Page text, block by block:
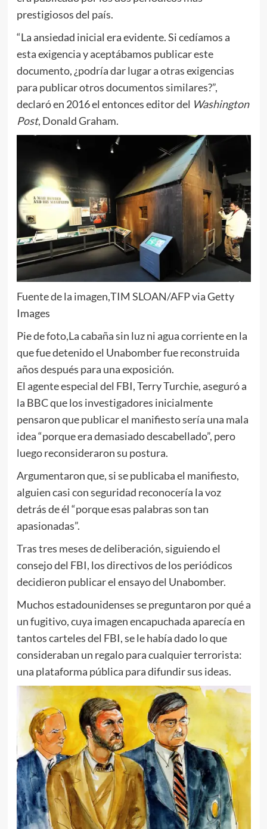
prestigiosos del país.
“La ansiedad inicial era evidente. Si cedíamos a
esta exigencia y aceptábamos publicar este
documento, ¿podría dar lugar a otras exigencias
para publicar otros documentos similares?”,
declaró en 2016 el entonces editor del Washington
Post, Donald Graham.
Fuente de la imagen,TIM SLOAN/AFP via Getty
Images
Pie de foto,La cabaña sin luz ni agua corriente en la
que fue detenido el Unabomber fue reconstruida
años después para una exposición.
El agente especial del FBI, Terry Turchie, aseguró a
la BBC que los investigadores inicialmente
pensaron que publicar el manifiesto sería una mala
idea “porque era demasiado descabellado”, pero
luego reconsideraron su postura.
Argumentaron que, si se publicaba el manifiesto,
alguien casi con seguridad reconocería la voz
detrás de él “porque esas palabras son tan
apasionadas”.
Tras tres meses de deliberación, siguiendo el
consejo del FBI, los directivos de los periódicos
decidieron publicar el ensayo del Unabomber.
Muchos estadounidenses se preguntaron por qué a
un fugitivo, cuya imagen encapuchada aparecía en
tantos carteles del FBI, se le había dado lo que
consideraban un regalo para cualquier terrorista:
una plataforma pública para difundir sus ideas.